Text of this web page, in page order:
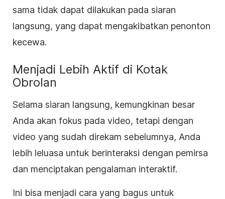
sama tidak dapat dilakukan pada siaran
langsung, yang dapat mengakibatkan penonton
kecewa.
Menjadi Lebih Aktif di Kotak
Obrolan
Selama siaran langsung, kemungkinan besar
Anda akan fokus pada video, tetapi dengan
video yang sudah direkam sebelumnya, Anda
lebih leluasa untuk berinteraksi dengan pemirsa
dan menciptakan pengalaman interaktif.
Ini bisa menjadi cara yang bagus untuk